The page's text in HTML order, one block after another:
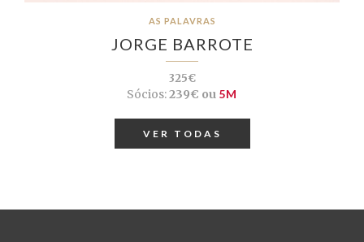
AS PALAVRAS
JORGE BARROTE
325€
Sócios:239€ ou 5M
VER TODAS